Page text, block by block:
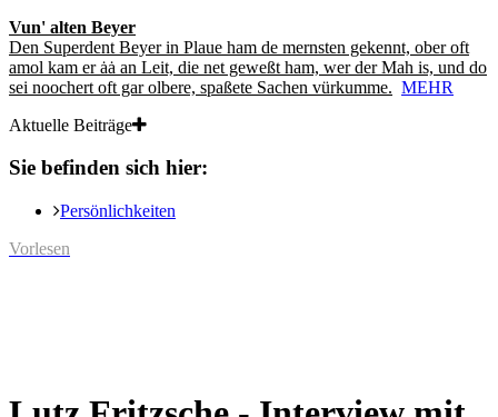
Vun' alten Beyer
Den Superdent Beyer in Plaue ham de mernsten gekennt, ober oft
amol kam er ȧȧ an Leit, die net geweßt ham, wer der Mah is, und do
sei noochert oft gar olbere, spaßete Sachen vürkumme. MEHR
Aktuelle Beiträge
Sie befinden sich hier:
Persönlichkeiten
Vorlesen